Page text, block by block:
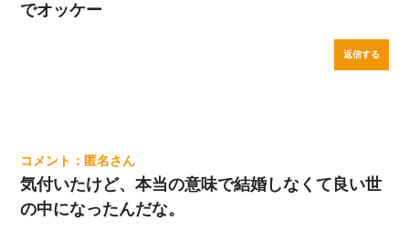
でオッケー
返信する
匿名
気付いたけど、本当の意味で結婚しなくて良い世
の中になったんだな。